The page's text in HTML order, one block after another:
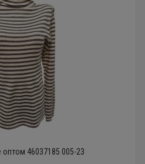
46037185 005-23